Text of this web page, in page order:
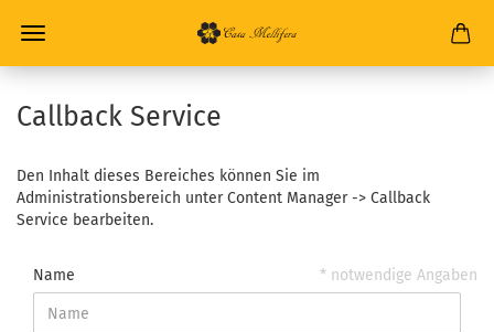
Callback Service
Den Inhalt dieses Bereiches können Sie im
Administrationsbereich unter Content Manager -> Callback
Service bearbeiten.
* notwendige Angaben
Name